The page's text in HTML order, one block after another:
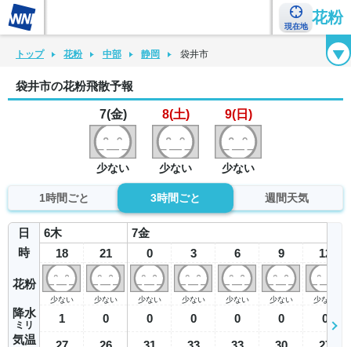
現在地
花粉
花粉カレンダー 花粉図鑑 花粉症チェックシート 花粉症ハンドブック
トップ 花粉 中部 静岡 袋井市
袋井市の花粉飛散予報
7(金)
少ない
8(土)
少ない
9(日)
少ない
1時間ごと 3時間ごと 週間天気
日
時
花粉
降水
ミリ
気温
6木
18
少ない
1
21
少ない
0
7金
0
少ない
0
3
少ない
0
6
少ない
0
9
少ない
0
12
少ない
0